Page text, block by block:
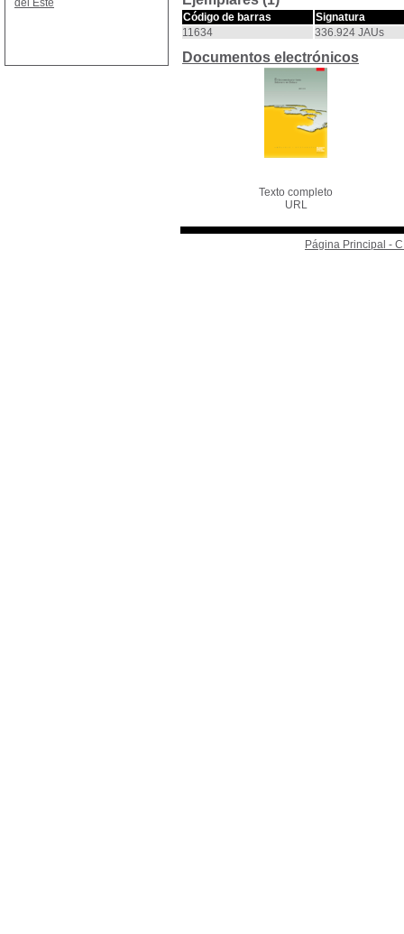
Código de barras
Signatura
11634
336.924 JAUs
Documentos electrónicos
Texto completo
URL
Página Principal -
del Este